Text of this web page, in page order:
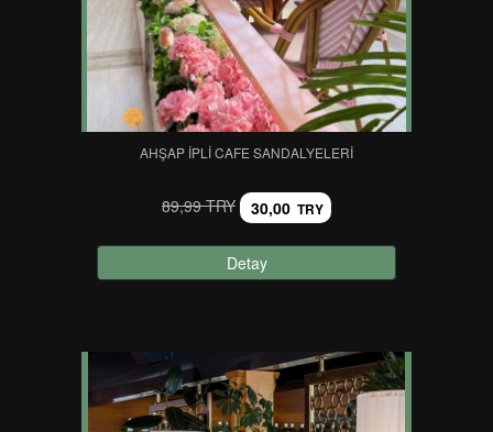
AHŞAP İPLI CAFE SANDALYELERI
89,99 TRY 30,00 TRY
Detay